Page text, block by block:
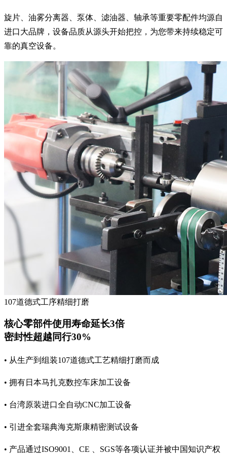
旋片、油雾分离器、泵体、滤油器、轴承等重要零配件均源自
进口大品牌，设备品质从源头开始把控，为您带来持续稳定可
靠的真空设备。
107道德式工序精细打磨
核心零部件使用寿命延长3倍
密封性超越同行30%
• 从生产到组装107道德式工艺精细打磨而成
• 拥有日本马扎克数控车床加工设备
• 台湾原装进口全自动CNC加工设备
• 引进全套瑞典海克斯康精密测试设备
• 产品通过ISO9001、CE 、SGS等各项认证并被中国知识产权